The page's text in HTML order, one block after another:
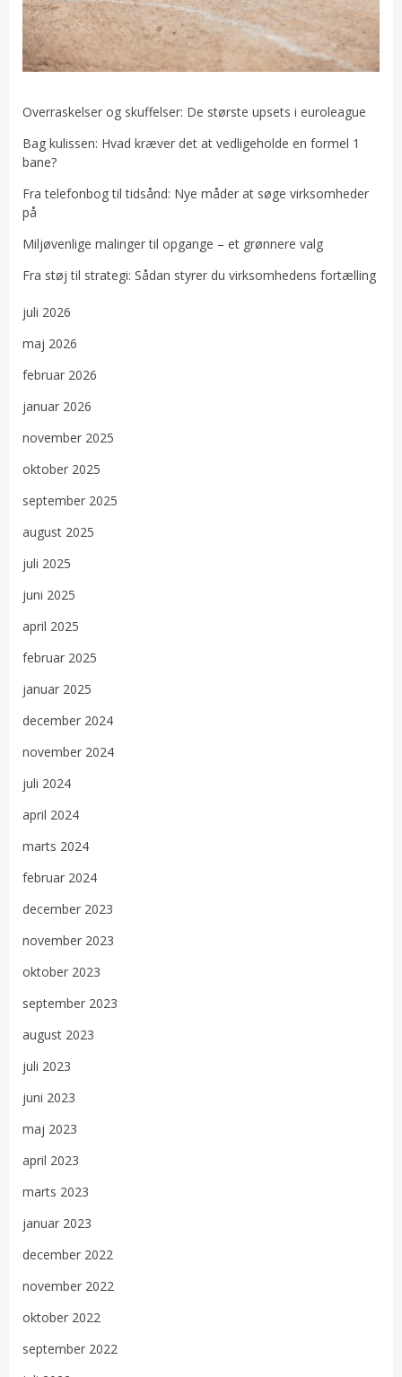
Overraskelser og skuffelser: De største upsets i euroleague
Bag kulissen: Hvad kræver det at vedligeholde en formel 1
bane?
Fra telefonbog til tidsånd: Nye måder at søge virksomheder
på
Miljøvenlige malinger til opgange – et grønnere valg
Fra støj til strategi: Sådan styrer du virksomhedens fortælling
juli 2026
maj 2026
februar 2026
januar 2026
november 2025
oktober 2025
september 2025
august 2025
juli 2025
juni 2025
april 2025
februar 2025
januar 2025
december 2024
november 2024
juli 2024
april 2024
marts 2024
februar 2024
december 2023
november 2023
oktober 2023
september 2023
august 2023
juli 2023
juni 2023
maj 2023
april 2023
marts 2023
januar 2023
december 2022
november 2022
oktober 2022
september 2022